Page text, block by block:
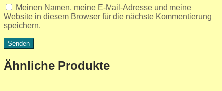
Meinen Namen, meine E-Mail-Adresse und meine
Website in diesem Browser für die nächste Kommentierung
speichern.
Ähnliche Produkte